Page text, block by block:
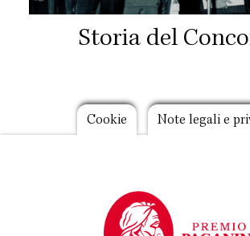
Storia del
Footer
Cookie Note legali e